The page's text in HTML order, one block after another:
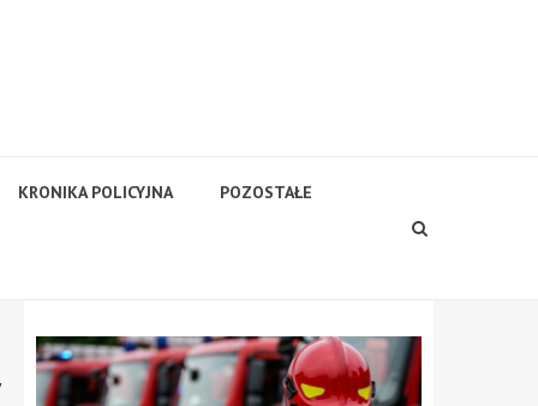
KRONIKA POLICYJNA POZOSTAŁE